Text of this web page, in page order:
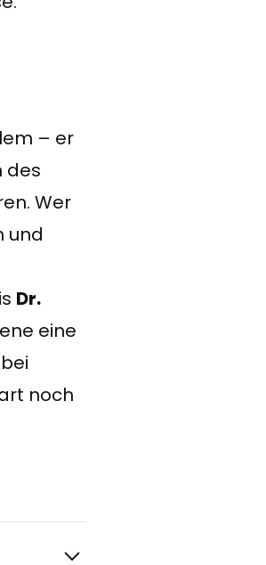
– er
des
Wer
und
Dr.
eine
noch